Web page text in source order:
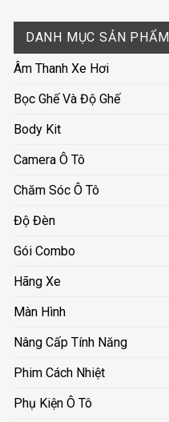
DANH MỤC SẢN PHẨM
Âm Thanh Xe Hơi
Bọc Ghế Và Độ Ghế
Body Kit
Camera Ô Tô
Chăm Sóc Ô Tô
Độ Đèn
Gói Combo
Hãng Xe
Màn Hình
Nâng Cấp Tính Năng
Phim Cách Nhiệt
Phụ Kiện Ô Tô